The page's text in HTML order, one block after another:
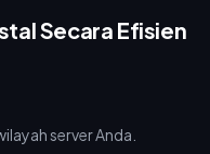
Secara Efisien
server Anda.